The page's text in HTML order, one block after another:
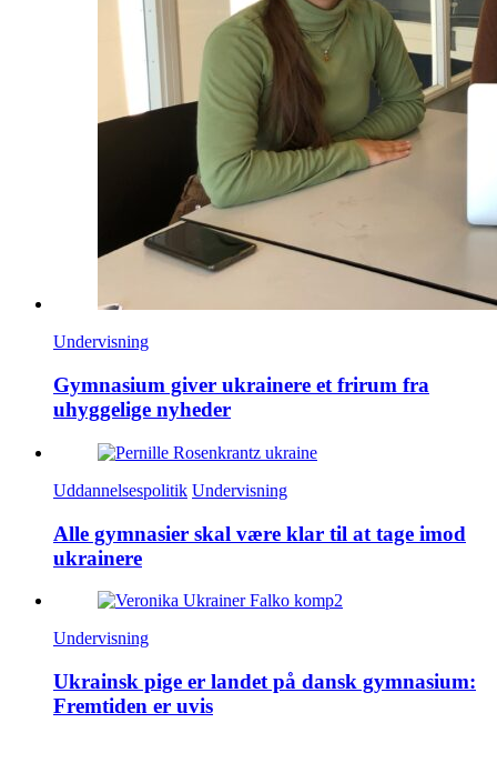
Undervisning
Gymnasium giver ukrainere et frirum fra
uhyggelige nyheder
Uddannelsespolitik Undervisning
Alle gymnasier skal være klar til at tage imod
ukrainere
Undervisning
Ukrainsk pige er landet på dansk gymnasium:
Fremtiden er uvis